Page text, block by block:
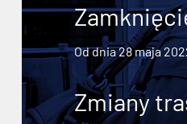
Od dnia 28 maja
Zmiany